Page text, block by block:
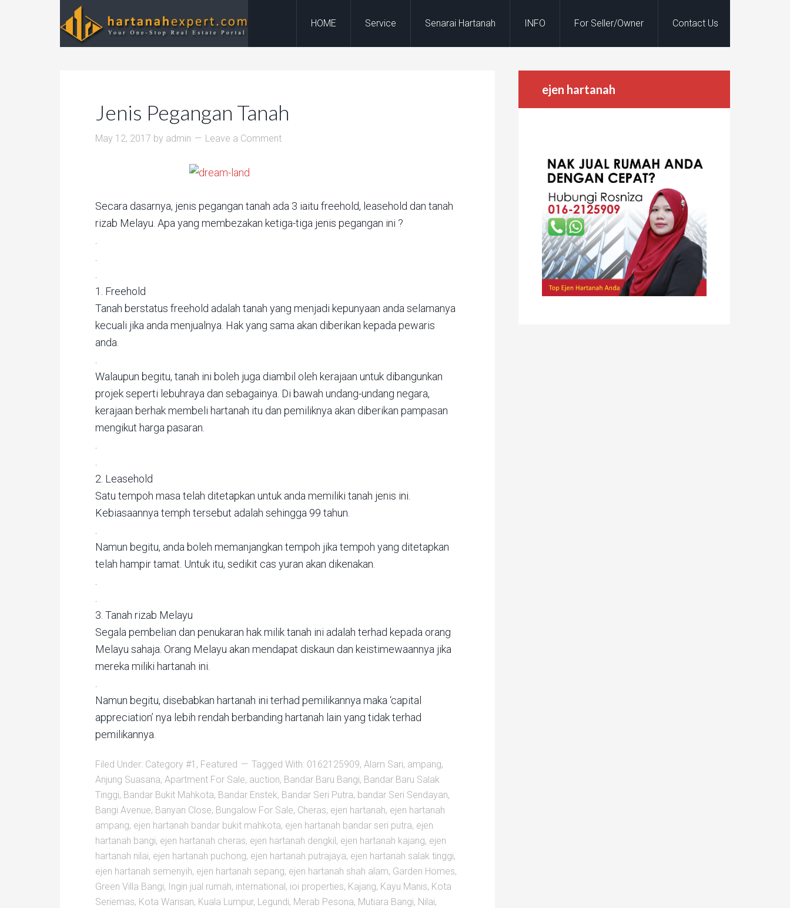
HOME Service Senarai Hartanah INFO For Seller/Owner Contact Us
Jenis Pegangan Tanah
May 12, 2017 by admin Leave a Comment
Secara dasarnya, jenis pegangan tanah ada 3 iaitu freehold, leasehold dan tanah
rizab Melayu. Apa yang membezakan ketiga-tiga jenis pegangan ini ?
1. Freehold
Tanah berstatus freehold adalah tanah yang menjadi kepunyaan anda selamanya
kecuali jika anda menjualnya. Hak yang sama akan diberikan kepada pewaris
anda.
Walaupun begitu, tanah ini boleh juga diambil oleh kerajaan untuk dibangunkan
projek seperti lebuhraya dan sebagainya. Di bawah undang-undang negara,
kerajaan berhak membeli hartanah itu dan pemiliknya akan diberikan pampasan
mengikut harga pasaran.
2. Leasehold
Satu tempoh masa telah ditetapkan untuk anda memiliki tanah jenis ini.
Kebiasaannya temph tersebut adalah sehingga 99 tahun.
Namun begitu, anda boleh memanjangkan tempoh jika tempoh yang ditetapkan
telah hampir tamat. Untuk itu, sedikit cas yuran akan dikenakan.
3. Tanah rizab Melayu
Segala pembelian dan penukaran hak milik tanah ini adalah terhad kepada orang
Melayu sahaja. Orang Melayu akan mendapat diskaun dan keistimewaannya jika
mereka miliki hartanah ini.
Namun begitu, disebabkan hartanah ini terhad pemilikannya maka ‘capital
appreciation’ nya lebih rendah berbanding hartanah lain yang tidak terhad
pemilikannya.
Filed Under: Category #1 , Featured Tagged With: 0162125909, Alam Sari, ampang,
Anjung Suasana, Apartment For Sale, auction, Bandar Baru Bangi, Bandar Baru Salak
Tinggi, Bandar Bukit Mahkota, Bandar Enstek, Bandar Seri Putra, bandar Seri Sendayan,
Bangi Avenue, Banyan Close, Bungalow For Sale, Cheras, ejen hartanah, ejen hartanah
ampang, ejen hartanah bandar bukit mahkota, ejen hartanah bandar seri putra, ejen
hartanah bangi, ejen hartanah cheras, ejen hartanah dengkil, ejen hartanah kajang, ejen
hartanah nilai, ejen hartanah puchong, ejen hartanah putrajaya, ejen hartanah salak tinggi,
ejen hartanah semenyih, ejen hartanah sepang, ejen hartanah shah alam, Garden Homes,
Green Villa Bangi, Ingin jual rumah, international, ioi properties, Kajang, Kayu Manis, Kota
Seriemas, Kota Warisan, Kuala Lumpur, Legundi, Merab Pesona, Mutiara Bangi, Nilai,
ejen hartanah